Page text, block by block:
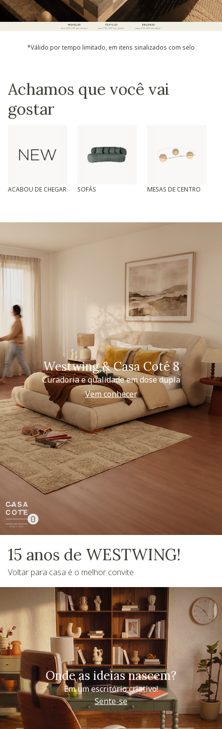
*Válido por tempo limitado, em itens sinalizados com selo
Achamos que você vai
gostar
ACABOU DE CHEGAR SOFÁS MESAS DE CENTRO
Westwing & Casa Coté 8
Curadoria e qualidade em dose dupla
Vem conhecer
15 anos de WESTWING!
Voltar para casa é o melhor convite
Onde as ideias nascem?
Em um escritório criativo!
Sente-se